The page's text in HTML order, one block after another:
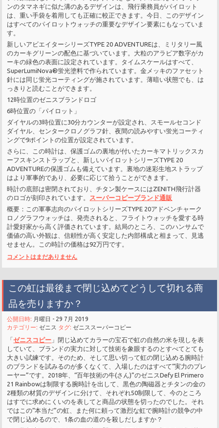
ンのタマネギに似た溝のあるデザインは、飛行乗務員がパイロット
は、重い手袋を着用しても正確に較正できます。今日、このデザイン
はすべてのパイロットウォッチの重要なデザイン要素にもなっていま
す。
新しいアビエイターシリーズTYPE 20 ADVENTUREは、ミリタリー風
のカーキグリーンの配色に基づいています。大粒のアラビア数字がカ
ーキの緑色の表面に設定されています。タイムスケールはすべて、
SuperLumiNova®蛍光塗料で作られています。金メッキのファセット
針には同じ蛍光コーティングが施されています。薄暗い状態でも、は
っきりと読むことができます。
12時位置のゼニスブランドロゴ
6時位置の「パイロット」
ダイヤルの3時位置に30分カウンターが設定され、スモールセコンド
ダイヤル、センタークロノグラフ針、夜間の読みやすい蛍光コーティ
ングで9ポイントの位置が設定されています。
さらに、この時計は、保護ゴムの裏地が付いたカーキマトリックスカ
ーフスキンストラップと、新しいパイロットシリーズTYPE 20
ADVENTUREの保護ゴムも備えています。裏地の迷彩生地ストラップ
はより軍事的であり、必要に応じて拾うことができます。
時計の底部は密閉されており、チタン製ケースにはZENITH飛行計器
のロゴが刻印されています。
スーパーコピーブランド通販
概要：この軍事志向のパイロットシリーズTYPE 20アドベンチャーク
ロノグラフウォッチは、発売されると、フライトウォッチを愛する時
計愛好家から高く評価されています。結局のところ、このハンサムで
価値の高い外観は、信頼性が高く安定した内部構成と相まって、見逃
せません。この時計の価格は92万円です。
コメントはまだありません
この虹は最後まで閉じ込めてどうして切れる商
品を売りますか？
公開日時: 月曜日 - 29 7月 2019
カテゴリー:ゼニス タグ:ゼニススーパーコピー
「ゼニスコピー 」閉じ込めてカラーの宝石で虹の自然の米を現しを表
していて、ブランドの実力に対して技術を象眼するのとすべてとても
大きい試練です。そのため、そして思い切って虹の閉じ込める腕時計
のブランドを試みるのが多くなくて、入場したのはすべて“実力のプレ
ーヤー”です。2018年、“百年技術の牛(さん)”のゼニスDefy El Primero
21 Rainbowは制限する腕時計を出して、黒色の陶磁器とチタンの金の
2種類の材質のデザインに分けて、それぞれ50制限して、今のところ
はすでに求めにくいのを表してと商品の状態を切ったのでした。それ
ではこの“本当だ”の虹、また何に頼って激烈な虹で腕時計の競争の中
で閉じ込めるので、1条の血の道のを殺しだしますか？